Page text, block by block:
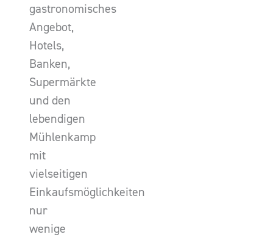
gastronomisches
Angebot,
Hotels,
Banken,
Supermärkte
und den
lebendigen
Mühlenkamp
mit
vielseitigen
Einkaufsmöglichkeiten
nur
wenige